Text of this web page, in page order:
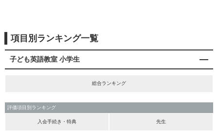
項目別ランキング一覧
子ども英語教室 小学生
総合ランキング
評価項目別ランキング
入会手続き・特典 先生